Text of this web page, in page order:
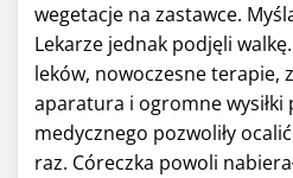
wegetacje na zastawce.
Lekarze jednak podjęli
leków, nowoczesne terapie,
aparatura i ogromne wysiłki
medycznego pozwoliły
raz. Córeczka powoli